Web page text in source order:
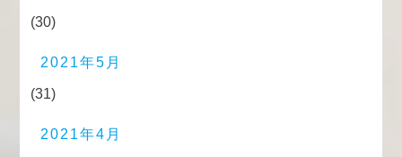
(30)
2021年5月
(31)
2021年4月